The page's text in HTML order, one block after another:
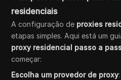
residenciais
A configuração de proxies
etapas simples. Aqui está um
proxy residencial passo a
começar:
Escolha um provedor de proxy